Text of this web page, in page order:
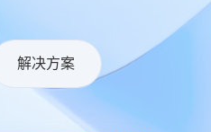
解决方案